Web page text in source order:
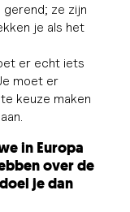
gerend; ze zijn
je als het
er echt iets
moet er
keuze maken
in Europa
over de
je dan